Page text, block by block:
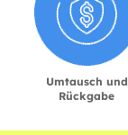
Umtausch und
Rückgabe